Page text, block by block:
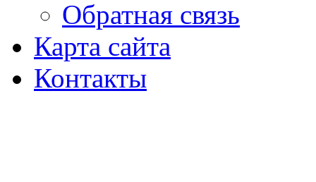
Обратная связь
Карта сайта
Контакты